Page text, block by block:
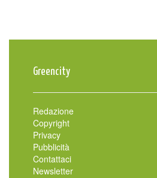
Greencity
Redazione
Copyright
Privacy
Pubblicità
Contattaci
Newsletter